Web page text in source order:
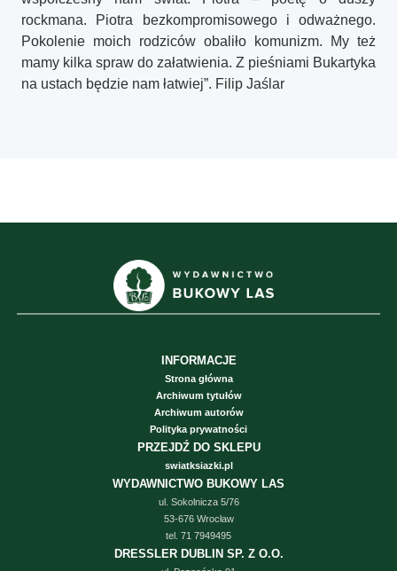
rockmana. Piotra bezkompromisowego i odważnego.
Pokolenie moich rodziców obaliło komunizm. My też
mamy kilka spraw do załatwienia. Z pieśniami Bukartyka
na ustach będzie nam łatwiej”. Filip Jaślar
INFORMACJE
Strona główna
Archiwum tytułów
Archiwum autorów
Polityka prywatności
WYDAWNICTWO BUKOWY LAS
ul. Sokolnicza 5/76
53-676 Wrocław
tel. 71 7949495
DRESSLER DUBLIN SP. Z O.O.
PRZEJDŹ DO SKLEPU
swiatksiazki.pl